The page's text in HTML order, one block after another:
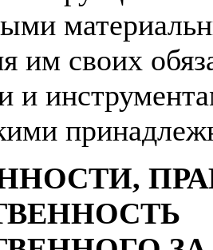
им своих
и